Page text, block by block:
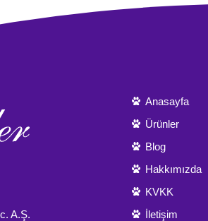
A.Ş.
Anasayfa
Ürünler
Blog
Hakkımızda
KVKK
İletişim